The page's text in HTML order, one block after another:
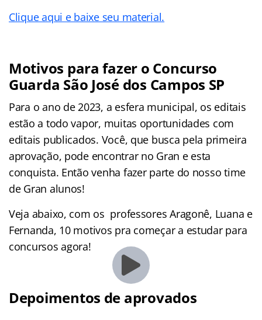
Clique aqui e baixe seu material.
Motivos para fazer o Concurso
Guarda São José dos Campos SP
Para o ano de 2023, a esfera municipal, os editais
estão a todo vapor, muitas oportunidades com
editais publicados. Você, que busca pela primeira
aprovação, pode encontrar no Gran e esta
conquista. Então venha fazer parte do nosso time
de Gran alunos!
Veja abaixo, com os professores Aragonê, Luana e
Fernanda, 10 motivos pra começar a estudar para
concursos agora!
Depoimentos de aprovados